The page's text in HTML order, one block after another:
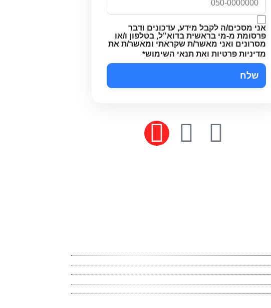
אני מסכים/ה לקבל מידע, עדכונים ודבר
פרסומת מ-מי בראשית בדוא"ל, בטלפון ו/או
מסרונים ואני מאשר/ת שקראתי ומאשר/ת את
מדיניות פרטיות ואת תנאי השימוש*